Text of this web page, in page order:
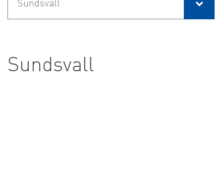
Sundsvall